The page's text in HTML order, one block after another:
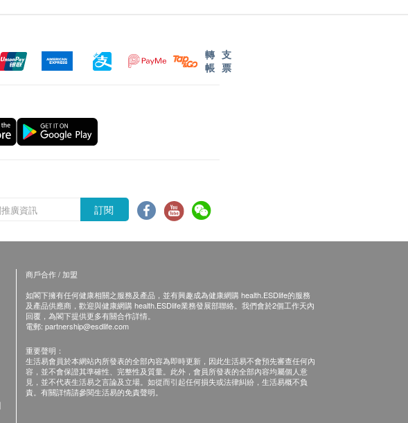
轉
帳
支
票
訂閱
商戶合作 / 加盟
如閣下擁有任何健康相關之服務及產品，並有興趣成為健康網購 health.ESDlife的服務
及產品供應商，歡迎與健康網購 health.ESDlife業務發展部聯絡。我們會於2個工作天內
回覆，為閣下提供更多有關合作詳情。
電郵: partnership@esdlife.com
重要聲明：
生活易會員於本網站內所發表的全部內容為即時更新，因此生活易不會預先審查任何內
容，並不會保證其準確性、完整性及質量。此外，會員所發表的全部內容均屬個人意
見，並不代表生活易之言論及立場。如從而引起任何損失或法律糾紛，生活易概不負
責。有關詳情請參閱生活易的免責聲明。